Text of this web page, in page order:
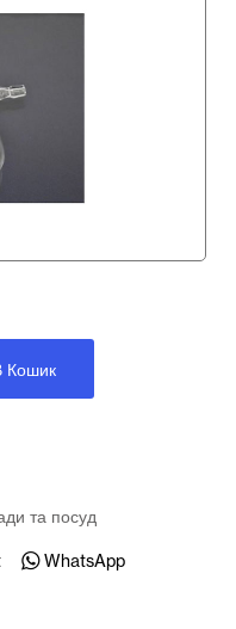
Кошик
та посуд
WhatsApp